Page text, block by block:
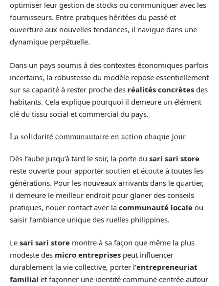
optimiser leur gestion de stocks ou communiquer avec les
fournisseurs. Entre pratiques héritées du passé et
ouverture aux nouvelles tendances, il navigue dans une
dynamique perpétuelle.
Dans un pays soumis à des contextes économiques parfois
incertains, la robustesse du modèle repose essentiellement
sur sa capacité à rester proche des réalités concrètes des
habitants. Cela explique pourquoi il demeure un élément
clé du tissu social et commercial du pays.
La solidarité communautaire en action chaque jour
Dès l’aube jusqu’à tard le soir, la porte du sari sari store
reste ouverte pour apporter soutien et écoute à toutes les
générations. Pour les nouveaux arrivants dans le quartier,
il demeure le meilleur endroit pour glaner des conseils
pratiques, nouer contact avec la communauté locale ou
saisir l’ambiance unique des ruelles philippines.
Le sari sari store montre à sa façon que même la plus
modeste des micro entreprises peut influencer
durablement la vie collective, porter l’entrepreneuriat
familial et façonner une identité commune centrée autour